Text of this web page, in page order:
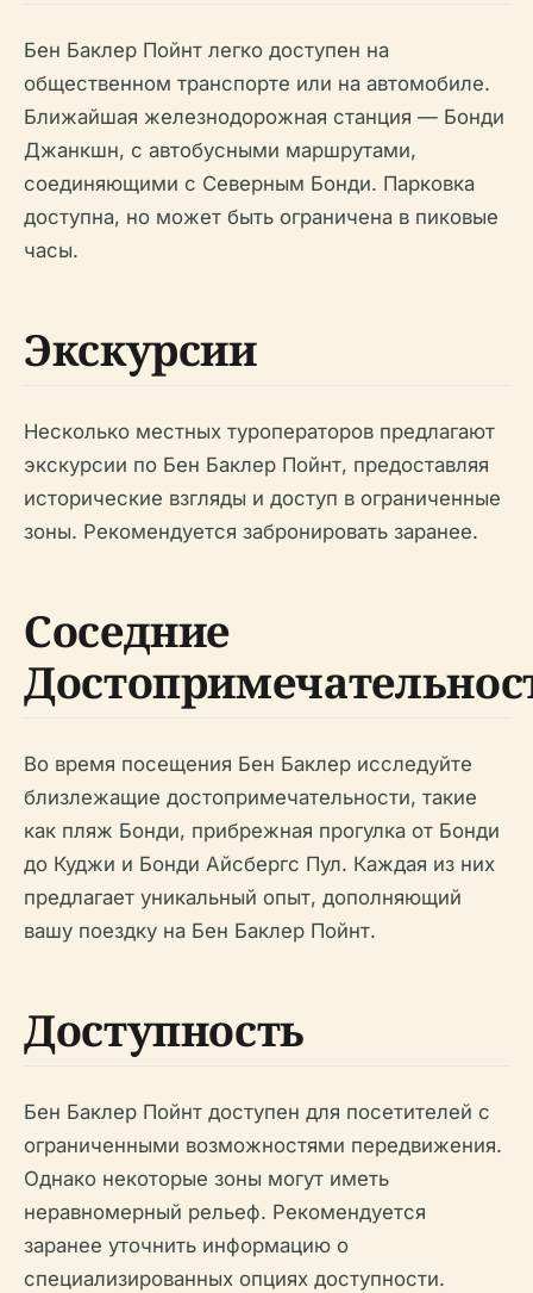
Бен Баклер Пойнт легко доступен на
общественном транспорте или на автомобиле.
Ближайшая железнодорожная станция — Бонди
Джанкшн, с автобусными маршрутами,
соединяющими с Северным Бонди. Парковка
доступна, но может быть ограничена в пиковые
часы.
Экскурсии
Несколько местных туроператоров предлагают
экскурсии по Бен Баклер Пойнт, предоставляя
исторические взгляды и доступ в ограниченные
зоны. Рекомендуется забронировать заранее.
Соседние
Во время посещения Бен Баклер исследуйте
близлежащие достопримечательности, такие
как пляж Бонди, прибрежная прогулка от Бонди
до Куджи и Бонди Айсбергс Пул. Каждая из них
предлагает уникальный опыт, дополняющий
вашу поездку на Бен Баклер Пойнт.
Доступность
Бен Баклер Пойнт доступен для посетителей с
ограниченными возможностями передвижения.
Однако некоторые зоны могут иметь
неравномерный рельеф. Рекомендуется
заранее уточнить информацию о
специализированных опциях доступности.